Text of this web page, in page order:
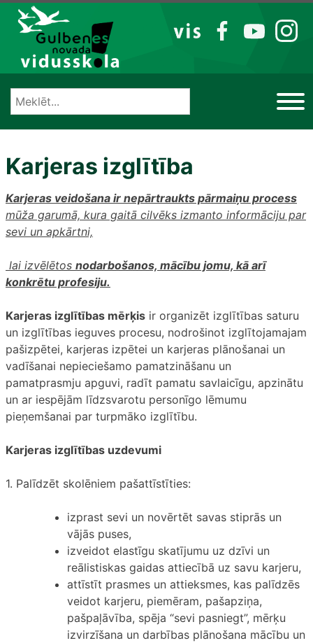
Izlaist
VIS
FB YT IG
Karjeras izglītība
Karjeras veidošana ir nepārtraukts pārmaiņu process
mūža garumā, kura gaitā cilvēks izmanto informāciju par
sevi un apkārtni,
lai izvēlētos nodarbošanos, mācību jomu, kā arī
konkrētu profesiju.
Karjeras izglītības mērķis ir organizēt izglītības saturu
un izglītības ieguves procesu, nodrošinot izglītojamajam
pašizpētei, karjeras izpētei un karjeras plānošanai un
vadīšanai nepieciešamo pamatzināšanu un
pamatprasmju apguvi, radīt pamatu savlaicīgu, apzinātu
un ar iespējām līdzsvarotu personīgo lēmumu
pieņemšanai par turpmāko izglītību.
Karjeras izglītības uzdevumi
1. Palīdzēt skolēniem pašattīstīties:
izprast sevi un novērtēt savas stiprās un
vājās puses,
izveidot elastīgu skatījumu uz dzīvi un
reālistiskas gaidas attiecībā uz savu karjeru,
attīstīt prasmes un attieksmes, kas palīdzēs
veidot karjeru, piemēram, pašapziņa,
pašpaļāvība, spēja “sevi pasniegt”, mērķu
izvirzīšana un darbības plānošana mācību un